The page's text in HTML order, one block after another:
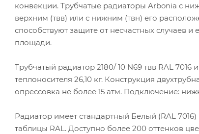
конвекции. Трубчатые радиаторы Arbonia с
верхним (твв) или с нижним (твн) его
способствуют защите от несчастных случаев
площади.
Трубчатый радиатор 2180/ 10 N69 твв RAL
теплоносителя 26,10 кг. Конструкция
опрессовка не более 15 атм. Подключение:
Радиатор имеет стандартный Белый (RAL
таблицы RAL. Доступно более 200 оттенков